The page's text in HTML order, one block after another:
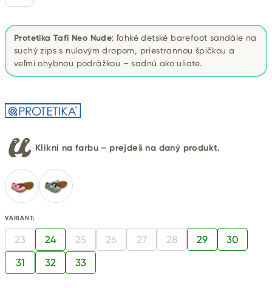
Protetika Tafi Neo Nude: ľahké detské barefoot sandále na
suchý zips s nulovým dropom, priestrannou špičkou a
veľmi ohybnou podrážkou – sadnú ako uliate.
Klikni na farbu – prejdeš na daný produkt.
VARIANT:
23 24 25 26 27 28 29
30
31
32 33